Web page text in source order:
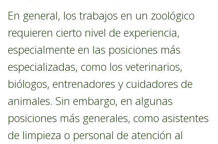
En general, los trabajos en un zoológico
requieren cierto nivel de experiencia,
especialmente en las posiciones más
especializadas, como los veterinarios,
biólogos, entrenadores y cuidadores de
animales. Sin embargo, en algunas
posiciones más generales, como asistentes
de limpieza o personal de atención al